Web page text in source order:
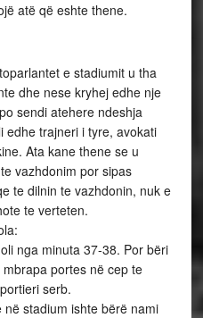
atë që eshte thene.
e stadiumit u tha
dhe nese kryhej edhe nje
sendi atehere ndeshja
edhe trajneri i tyre, avokati
Ata kane thene se u
vazhdonim por sipas
te dilnin te vazhdonin, nuk e
te verteten.
nga minuta 37-38. Por bëri
portes në cep te
serb.
në stadium ishte bërë nami